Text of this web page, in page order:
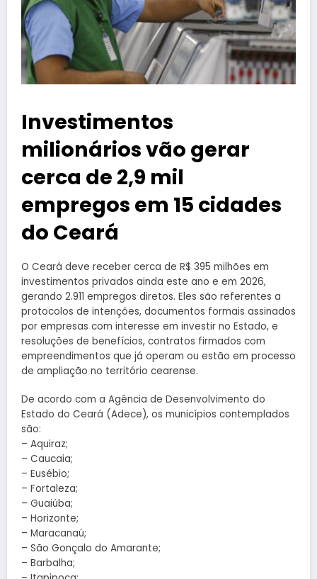
Investimentos
milionários vão gerar
cerca de 2,9 mil
empregos em 15 cidades
do Ceará
O Ceará deve receber cerca de R$ 395 milhões em
investimentos privados ainda este ano e em 2026,
gerando 2.911 empregos diretos. Eles são referentes a
protocolos de intenções, documentos formais assinados
por empresas com interesse em investir no Estado, e
resoluções de benefícios, contratos firmados com
empreendimentos que já operam ou estão em processo
de ampliação no território cearense.
De acordo com a Agência de Desenvolvimento do
Estado do Ceará (Adece), os municípios contemplados
são:
– Aquiraz;
– Caucaia;
– Eusébio;
– Fortaleza;
– Guaiúba;
– Horizonte;
– Maracanaú;
– São Gonçalo do Amarante;
– Barbalha;